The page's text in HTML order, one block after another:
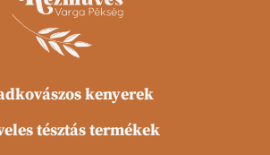
kenyerek
tésztás termékek